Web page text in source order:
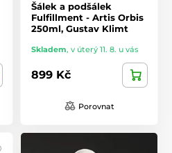
Šálek a podšálek
Fulfillment - Artis Orbis
250ml, Gustav Klimt
Skladem, v úterý 11. 8. u vás
899 Kč
Porovnat